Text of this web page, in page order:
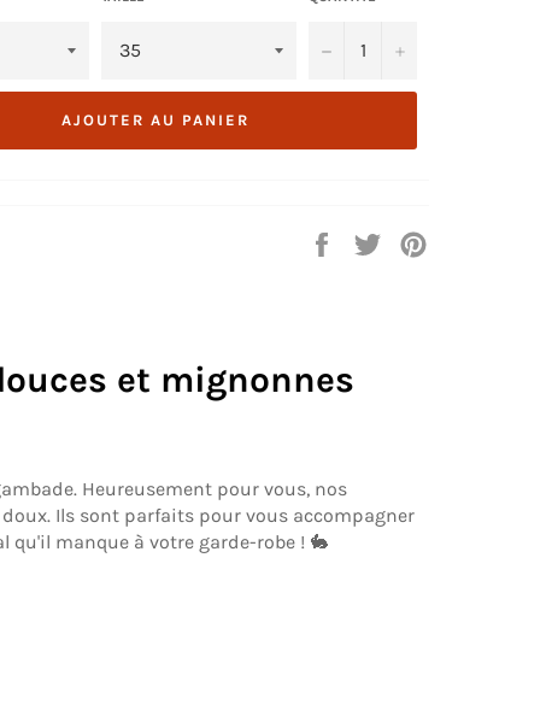
− +
AJOUTER AU PANIER
PartagerTweeter
et mignonnes
Heureusement pour vous, nos
Ils sont parfaits pour vous accompagner
manque à votre garde-robe ! 🐇